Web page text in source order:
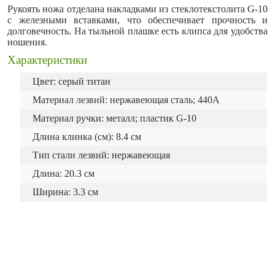
Рукоять ножа отделана накладками из стеклотекстолита G-10
с железными вставками, что обеспечивает прочность и
долговечность. На тыльной плашке есть клипса для удобства
ношения.
Характеристики
Цвет: серый титан
Материал лезвий: нержавеющая сталь; 440A
Материал ручки: металл; пластик G-10
Длина клинка (см): 8.4 см
Тип стали лезвий: нержавеющая
Длина: 20.3 см
Ширина: 3.3 см